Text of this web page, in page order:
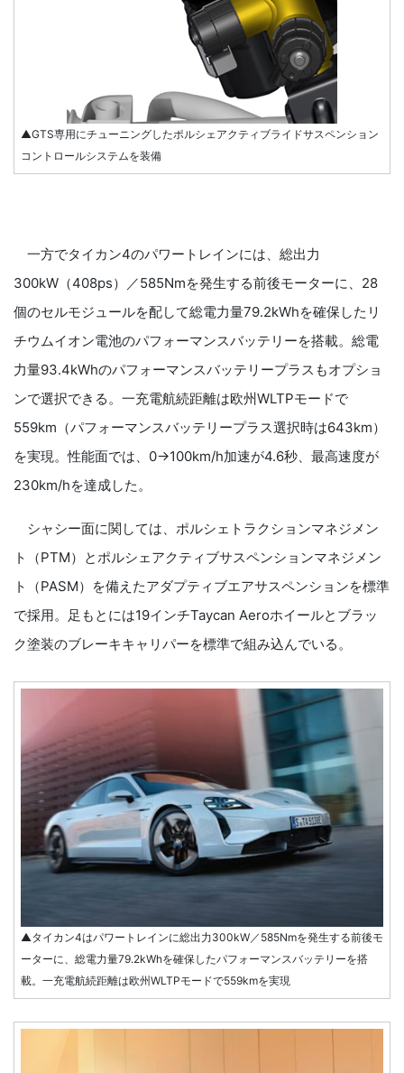
▲GTS専用にチューニングしたポルシェアクティブライドサスペンション
コントロールシステムを装備
一方でタイカン4のパワートレインには、総出力
300kW（408ps）／585Nmを発生する前後モーターに、28
個のセルモジュールを配して総電力量79.2kWhを確保したリ
チウムイオン電池のパフォーマンスバッテリーを搭載。総電
力量93.4kWhのパフォーマンスバッテリープラスもオプショ
ンで選択できる。一充電航続距離は欧州WLTPモードで
559km（パフォーマンスバッテリープラス選択時は643km）
を実現。性能面では、0→100km/h加速が4.6秒、最高速度が
230km/hを達成した。
シャシー面に関しては、ポルシェトラクションマネジメン
ト（PTM）とポルシェアクティブサスペンションマネジメン
ト（PASM）を備えたアダプティブエアサスペンションを標準
で採用。足もとには19インチTaycan Aeroホイールとブラッ
ク塗装のブレーキキャリパーを標準で組み込んでいる。
▲タイカン4はパワートレインに総出力300kW／585Nmを発生する前後モ
ーターに、総電力量79.2kWhを確保したパフォーマンスバッテリーを搭
載。一充電航続距離は欧州WLTPモードで559kmを実現